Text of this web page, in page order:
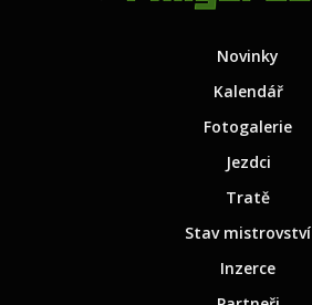
Novinky
Kalendář
Fotogalerie
Jezdci
Tratě
Stav mistrovství
Inzerce